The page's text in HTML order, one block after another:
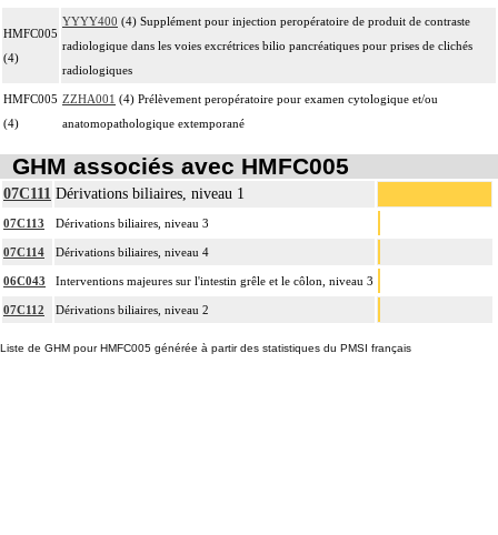
HMFC005
(4)
YYYY400 (4) Supplément pour injection peropératoire de produit de contraste
radiologique dans les voies excrétrices bilio pancréatiques pour prises de clichés
radiologiques
HMFC005
(4)
ZZHA001 (4) Prélèvement peropératoire pour examen cytologique et/ou
anatomopathologique extemporané
GHM associés avec HMFC005
07C111 Dérivations biliaires, niveau 1
07C113 Dérivations biliaires, niveau 3
07C114 Dérivations biliaires, niveau 4
06C043 Interventions majeures sur l'intestin grêle et le côlon, niveau 3
07C112 Dérivations biliaires, niveau 2
Liste de GHM pour HMFC005 générée à partir des statistiques du PMSI français